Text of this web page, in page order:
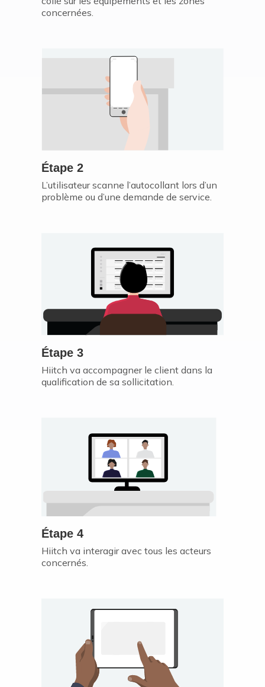
concernées.
Étape 2
L’utilisateur scanne l’autocollant lors d’un
problème ou d’une demande de service.
Étape 3
Hiitch va accompagner le client dans la
qualification de sa sollicitation.
Étape 4
Hiitch va interagir avec tous les acteurs
concernés.